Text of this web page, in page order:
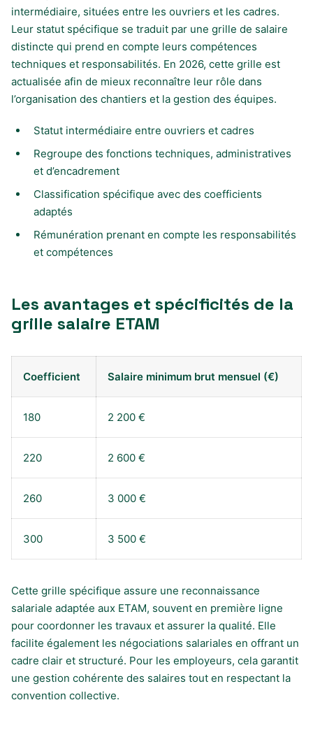
intermédiaire, situées entre les ouvriers et les cadres.
Leur statut spécifique se traduit par une grille de salaire
distincte qui prend en compte leurs compétences
techniques et responsabilités. En 2026, cette grille est
actualisée afin de mieux reconnaître leur rôle dans
l’organisation des chantiers et la gestion des équipes.
Statut intermédiaire entre ouvriers et cadres
Regroupe des fonctions techniques, administratives
et d’encadrement
Classification spécifique avec des coefficients
adaptés
Rémunération prenant en compte les responsabilités
et compétences
Les avantages et spécificités de la
grille salaire ETAM
Coefficient Salaire minimum brut mensuel (€)
180 2 200 €
220 2 600 €
260 3 000 €
300 3 500 €
Cette grille spécifique assure une reconnaissance
salariale adaptée aux ETAM, souvent en première ligne
pour coordonner les travaux et assurer la qualité. Elle
facilite également les négociations salariales en offrant un
cadre clair et structuré. Pour les employeurs, cela garantit
une gestion cohérente des salaires tout en respectant la
convention collective.